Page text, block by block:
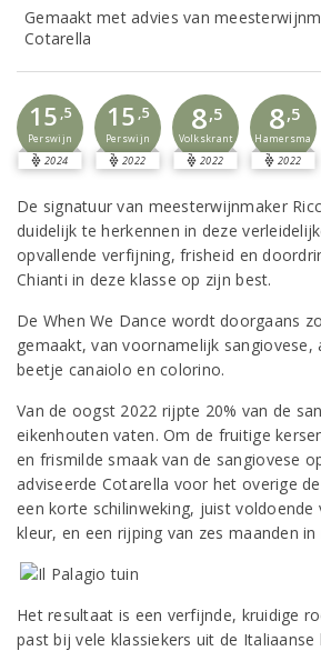
Gemaakt met advies van
Cotarella
15 ,5
Perswijn
2024
15 ,5
Perswijn
2022
8,5
Volkskrant
2022
8,5
Hamersma
2022
De signatuur van meesterwijnmaker
duidelijk te herkennen in deze
opvallende verfijning, frisheid en
Chianti in deze klasse op zijn best.
De When We Dance wordt doorgaans
gemaakt, van voornamelijk sangiovese,
beetje canaiolo en colorino.
Van de oogst 2022 rijpte 20% van de
eikenhouten vaten. Om de fruitige
en frismilde smaak van de sangiovese
adviseerde Cotarella voor het overige
een korte schilinweking, juist voldoende
kleur, en een rijping van zes maanden
Het resultaat is een verfijnde, kruidige
past bij vele klassiekers uit de Italiaanse